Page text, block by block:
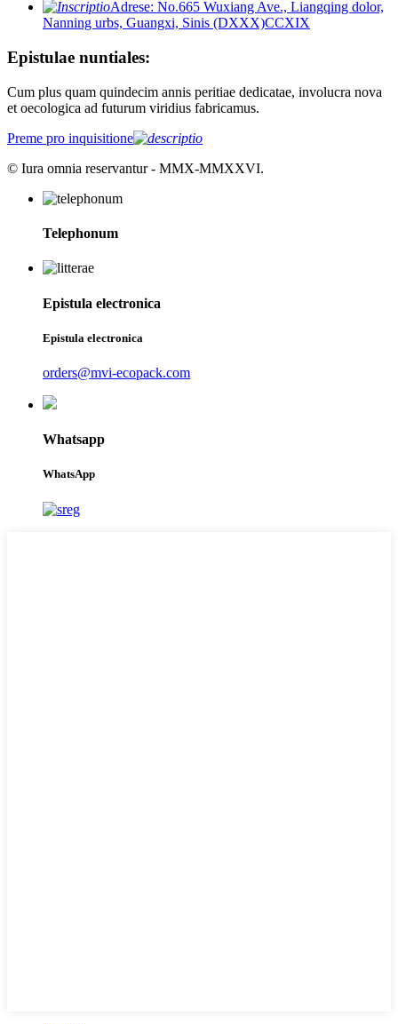
Adrese: No.665 Wuxiang Ave., Liangqing dolor,
Nanning urbs, Guangxi, Sinis (DXXX)CCXIX
Epistulae nuntiales:
Cum plus quam quindecim annis peritiae dedicatae, involucra nova
et oecologica ad futurum viridius fabricamus.
Preme pro inquisitione
© Iura omnia reservantur - MMX-MMXXVI.
Telephonum
Epistula electronica
Epistula electronica
orders@mvi-ecopack.com
Whatsapp
WhatsApp